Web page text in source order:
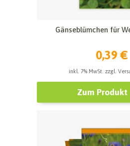
Gänseblümchen für
0,39 €
inkl. 7% MwSt. zzgl.
Zum Produkt